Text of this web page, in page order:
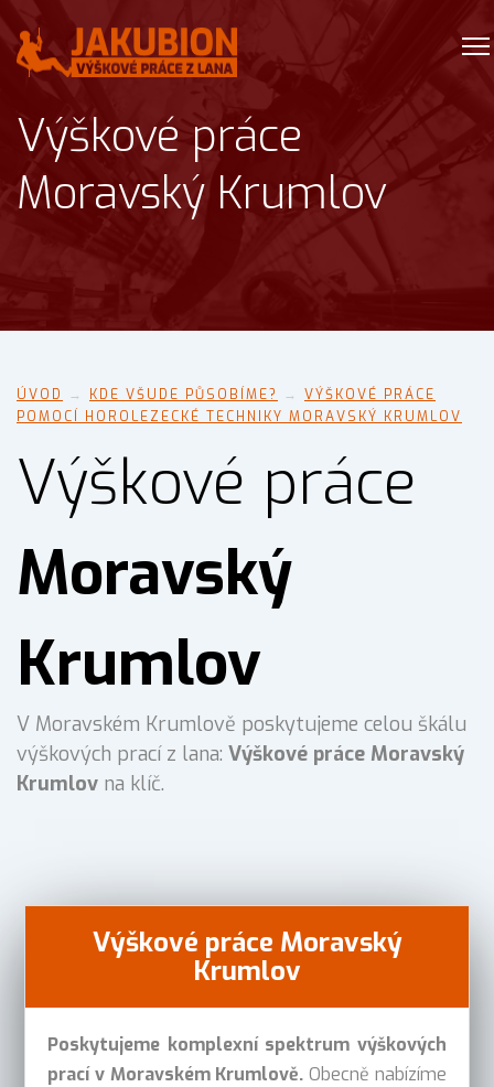
Výškové práce
Moravský Krumlov
ÚVOD → KDE VŠUDE PŮSOBÍME? → VÝŠKOVÉ PRÁCE
POMOCÍ HOROLEZECKÉ TECHNIKY MORAVSKÝ KRUMLOV
Výškové práce
Moravský
Krumlov
V Moravském Krumlově poskytujeme celou škálu
výškových prací z lana: Výškové práce Moravský
Krumlov na klíč.
Výškové práce Moravský
Krumlov
Poskytujeme komplexní spektrum výškových
prací v Moravském Krumlově. Obecně nabízíme